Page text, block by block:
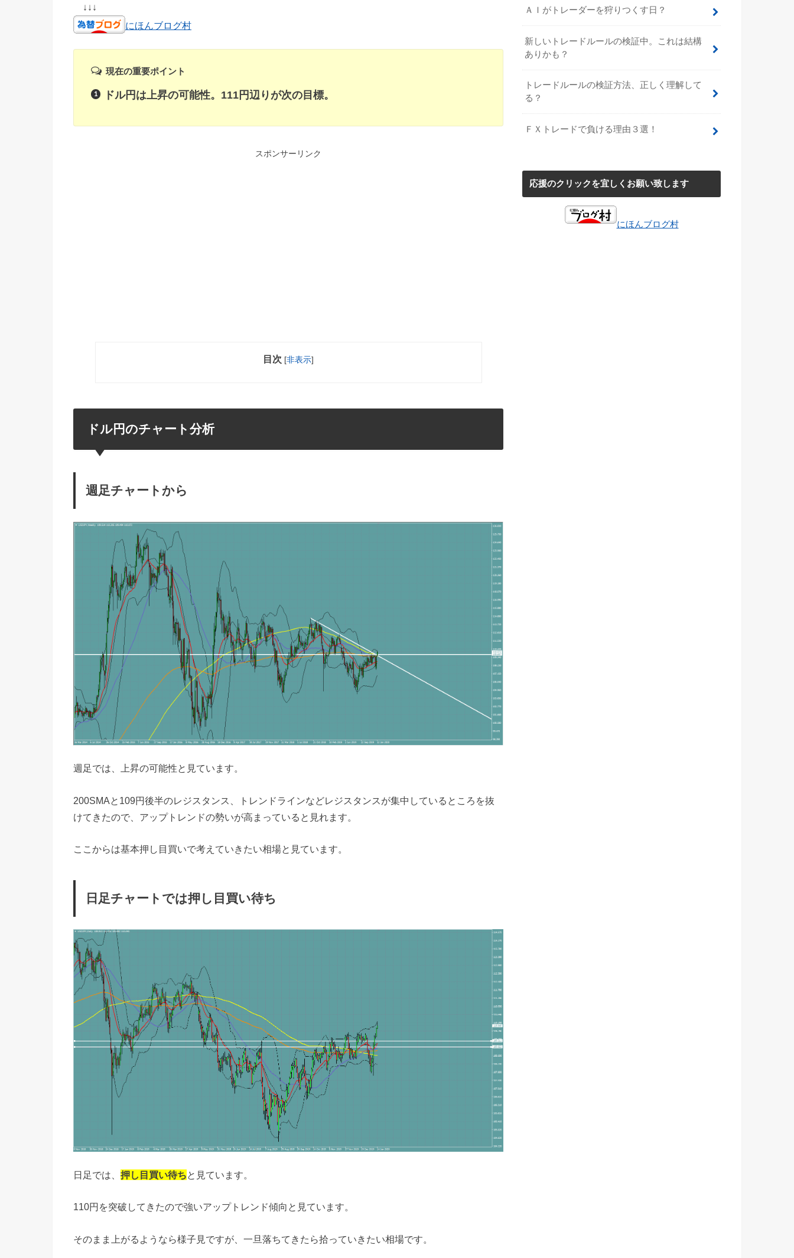
↓↓↓
にほんブログ村
現在の重要ポイント
ドル円は上昇の可能性。111円辺りが次の目標。
スポンサーリンク
目次 [非表示]
ドル円のチャート分析
週足チャートから
週足では、上昇の可能性と見ています。
200SMAと109円後半のレジスタンス、トレンドラインなどレジスタンスが集中しているところを抜
けてきたので、アップトレンドの勢いが高まっていると見れます。
ここからは基本押し目買いで考えていきたい相場と見ています。
日足チャートでは押し目買い待ち
日足では、 押し目買い待ちと見ています。
110円を突破してきたので強いアップトレンド傾向と見ています。
そのまま上がるようなら様子見ですが、一旦落ちてきたら拾っていきたい相場です。
ＡＩがトレーダーを狩りつくす日？
新しいトレードルールの検証中。これは結構
ありかも？
トレードルールの検証方法、正しく理解して
る？
ＦＸトレードで負ける理由３選！
応援のクリックを宜しくお願い致します
にほんブログ村